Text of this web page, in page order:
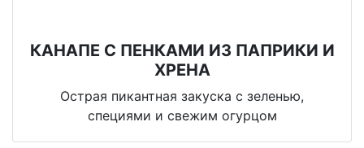
КАНАПЕ С ПЕНКАМИ ИЗ ПАПРИКИ И
ХРЕНА
Острая пикантная закуска с зеленью,
специями и свежим огурцом